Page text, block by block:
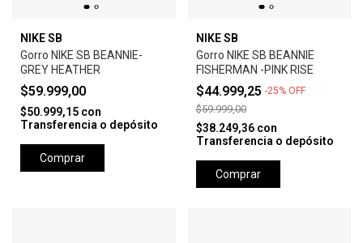
NIKE SB
Gorro NIKE SB BEANNIE-
GREY HEATHER
$59.999,00
$50.999,15 con
Transferencia o depósito
Comprar
NIKE SB
Gorro NIKE SB BEANNIE
FISHERMAN -PINK RISE
$44.999,25 -25% OFF
$59.999,00
$38.249,36 con
Transferencia o depósito
Comprar